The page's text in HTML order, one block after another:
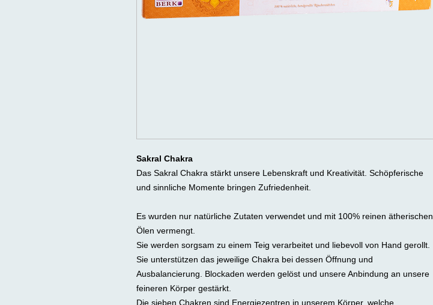
Sakral Chakra
Das Sakral Chakra stärkt unsere Lebenskraft und Kreativität. Schöpferische
und sinnliche Momente bringen Zufriedenheit.
Es wurden nur natürliche Zutaten verwendet und mit 100% reinen ätherischen
Ölen vermengt.
Sie werden sorgsam zu einem Teig verarbeitet und liebevoll von Hand gerollt.
Sie unterstützen das jeweilige Chakra bei dessen Öffnung und
Ausbalancierung. Blockaden werden gelöst und unsere Anbindung an unsere
feineren Körper gestärkt.
Die sieben Chakren sind Energiezentren in unserem Körper, welche